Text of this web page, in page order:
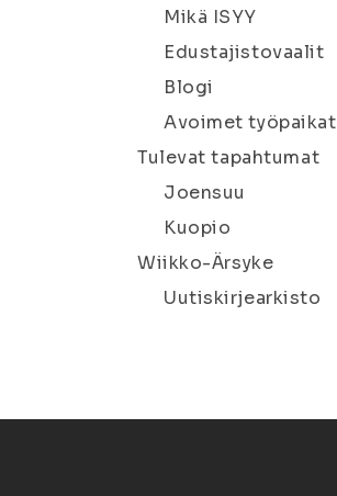
Mikä ISYY
Edustajistovaalit
Blogi
Avoimet työpaikat
Tulevat tapahtumat
Joensuu
Kuopio
Wiikko-Ärsyke
Uutiskirjearkisto